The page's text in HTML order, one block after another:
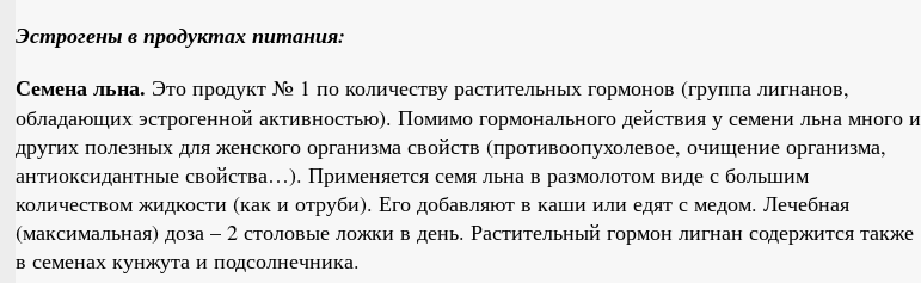
Эстрогены в продуктах питания:
Семена льна. Это продукт № 1 по количеству растительных гормонов (группа лигнанов,
обладающих эстрогенной активностью). Помимо гормонального действия у семени льна много и
других полезных для женского организма свойств (противоопухолевое, очищение организма,
антиоксидантные свойства…). Применяется семя льна в размолотом виде с большим
количеством жидкости (как и отруби). Его добавляют в каши или едят с медом. Лечебная
(максимальная) доза – 2 столовые ложки в день. Растительный гормон лигнан содержится также
в семенах кунжута и подсолнечника.